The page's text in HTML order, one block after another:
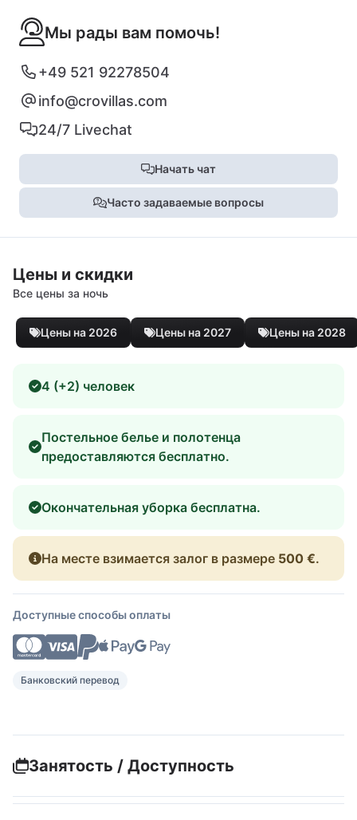
Мы рады вам помочь!
+49 521 92278504
info@crovillas.com
24/7 Livechat
Начать чат
Часто задаваемые вопросы
Цены и скидки
Все цены за ночь
Цены на 2026 Цены на 2027 Цены на 2028
4 (+2) человек
Постельное белье и полотенца
предоставляются бесплатно.
Окончательная уборка бесплатна.
На месте взимается залог в размере 500 €.
Доступные способы оплаты
Банковский перевод
Занятость / Доступность